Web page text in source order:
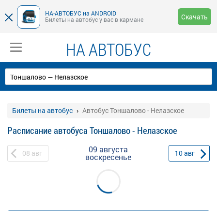
НА-АВТОБУС на ANDROID
Билеты на автобус у вас в кармане
Скачать
НА АВТОБУС
Билеты на автобус Автобус Тоншалово - Нелазское
Расписание автобуса Тоншалово - Нелазское
08 авг 09 августа
воскресенье 10авг